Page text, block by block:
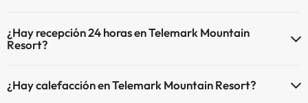
y de pago directo en hotel). Consulta las condiciones.
¿Hay recepción 24 horas en Telemark Mountain
Resort?
¿Hay calefacción en Telemark Mountain Resort?